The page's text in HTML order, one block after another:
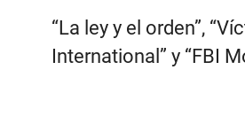
“La ley y el orden”,
International” y “FBI